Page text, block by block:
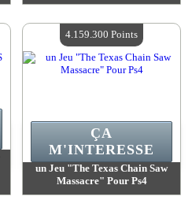
Quantité Disponible :4
un Jeu "The Texas Chain Saw
Massacre" Pour Ps4
ÇA
M'INTERESSE
4.159.300 Points